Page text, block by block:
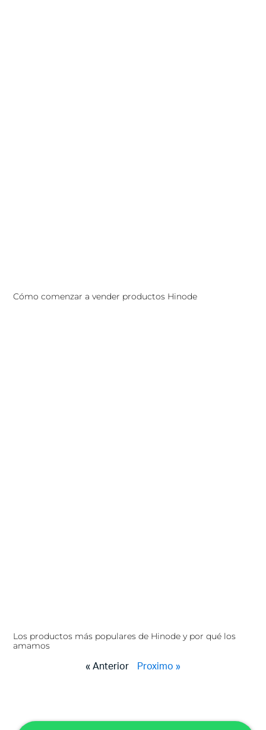
Cómo comenzar a vender productos Hinode
Los productos más populares de Hinode y por qué los
amamos
« Anterior Proximo »